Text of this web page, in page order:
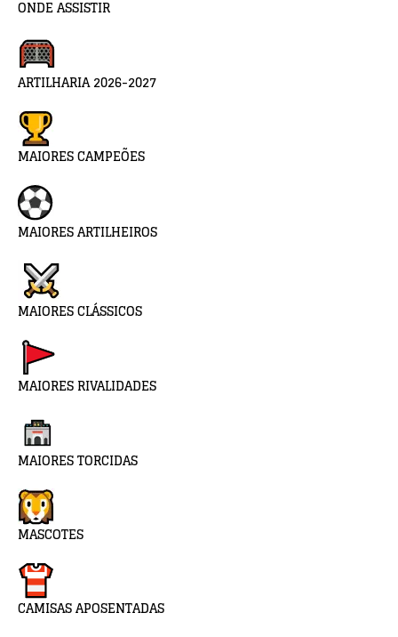
ONDE ASSISTIR
ARTILHARIA 2026-2027
MAIORES CAMPEÕES
MAIORES ARTILHEIROS
MAIORES CLÁSSICOS
MAIORES RIVALIDADES
MAIORES TORCIDAS
MASCOTES
CAMISAS APOSENTADAS